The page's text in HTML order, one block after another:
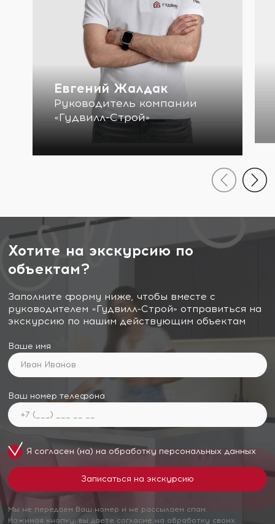
Евгений Жалдак
Руководитель компании
«Гудвилл-Строй»
Хотите на экскурсию по
объектам?
Заполните форму ниже, чтобы вместе с
руководителем «Гудвилл-Строй» отправиться на
экскурсию по нашим действующим объектам
Ваше имя
Ваш номер телефона
Я согласен (на) на обработкуперсональных данных
Мы не передаем Ваш номер и не рассылаем спам.
Нажимая кнопку, вы даете согласие на обработку своих